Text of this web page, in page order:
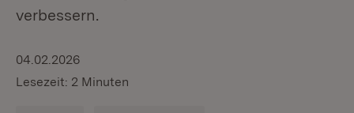
verbessern.
04.02.2026
Lesezeit: 2 Minuten